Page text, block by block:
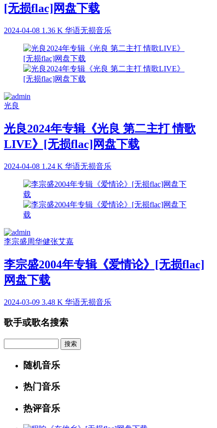
[无损flac]网盘下载
2024-04-08 1.36 K 华语无损音乐
光良
光良2024年专辑《光良 第二主打 情歌
LIVE》[无损flac]网盘下载
2024-04-08 1.24 K 华语无损音乐
李宗盛周华健张艾嘉
李宗盛2004年专辑《爱情论》[无损flac]
网盘下载
2024-03-09 3.48 K 华语无损音乐
歌手或歌名搜索
随机音乐
热门音乐
热评音乐